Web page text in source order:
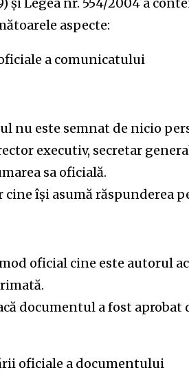
aspecte:
a comunicatului
nu este semnat de nicio
executiv, secretar
sa oficială.
cine își asumă
oficial cine este autorul
documentul a fost
oficiale a documentului